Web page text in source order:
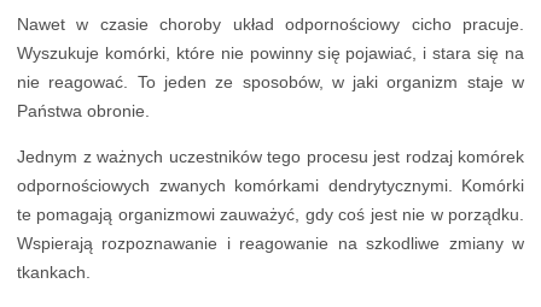
Nawet w czasie choroby układ odpornościowy cicho pracuje.
Wyszukuje komórki, które nie powinny się pojawiać, i stara się na
nie reagować. To jeden ze sposobów, w jaki organizm staje w
Państwa obronie.
Jednym z ważnych uczestników tego procesu jest rodzaj komórek
odpornościowych zwanych komórkami dendrytycznymi. Komórki
te pomagają organizmowi zauważyć, gdy coś jest nie w porządku.
Wspierają rozpoznawanie i reagowanie na szkodliwe zmiany w
tkankach.